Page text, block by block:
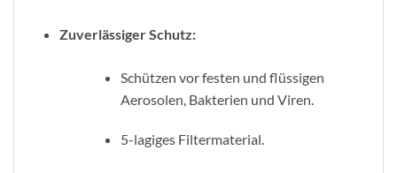
Zuverlässiger Schutz:
Schützen vor festen und flüssigen
Aerosolen, Bakterien und Viren.
5-lagiges Filtermaterial.